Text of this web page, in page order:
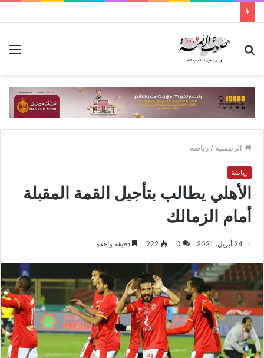
بحث
الرئيسية / رياضة
رياضة
الأهلي يطالب بتأجيل القمة المقبلة
أمام الزمالك
24 أبريل، 2021 0
222 دقيقة واحدة